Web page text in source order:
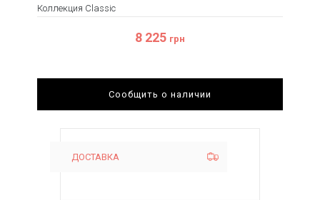
Коллекция Classic
8 225 грн
Сообщить о наличии
ДОСТАВКА